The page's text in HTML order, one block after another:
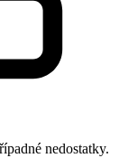
nedostatky.